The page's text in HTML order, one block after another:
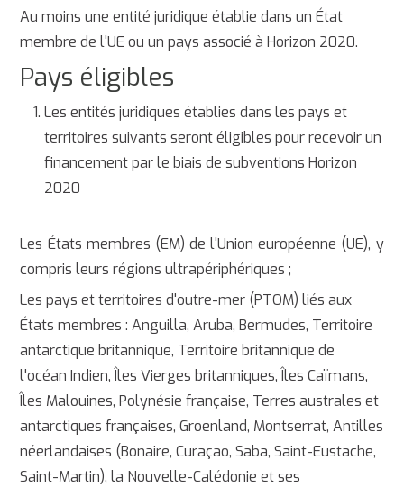
Au moins une entité juridique établie dans un État
membre de l'UE ou un pays associé à Horizon 2020.
Pays éligibles
Les entités juridiques établies dans les pays et
territoires suivants seront éligibles pour recevoir un
financement par le biais de subventions Horizon
2020
Les États membres (EM) de l'Union européenne (UE), y
compris leurs régions ultrapériphériques ;
Les pays et territoires d'outre-mer (PTOM) liés aux
États membres : Anguilla, Aruba, Bermudes, Territoire
antarctique britannique, Territoire britannique de
l'océan Indien, Îles Vierges britanniques, Îles Caïmans,
Îles Malouines, Polynésie française, Terres australes et
antarctiques françaises, Groenland, Montserrat, Antilles
néerlandaises (Bonaire, Curaçao, Saba, Saint-Eustache,
Saint-Martin), la Nouvelle-Calédonie et ses